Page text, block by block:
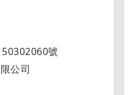
號
公司